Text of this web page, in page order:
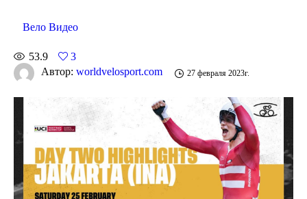
Вело Видео
53.9
3
Автор: worldvelosport.com 27 февраля 2023г.